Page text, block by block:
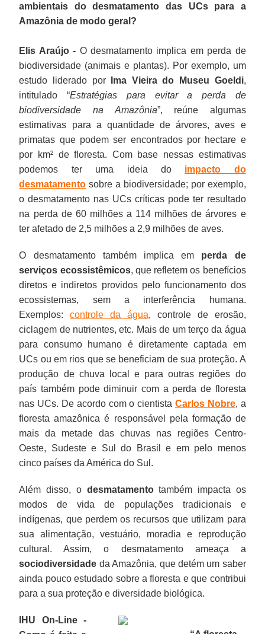
ambientais do desmatamento das UCs para a
Amazônia de modo geral?
Elis Araújo - O desmatamento implica em perda de
biodiversidade (animais e plantas). Por exemplo, um
estudo liderado por
Ima Vieira do Museu Goeldi,
intitulado “Estratégias para evitar a perda de
biodiversidade na Amazônia”, reúne algumas
estimativas para a quantidade de árvores, aves e
primatas que podem ser encontrados por hectare e
por km² de floresta. Com base nessas estimativas
podemos ter uma ideia do impacto do
desmatamento sobre a biodiversidade; por exemplo,
o desmatamento nas UCs críticas pode ter resultado
na perda de 60 milhões a 114 milhões de árvores e
ter afetado de 2,5 milhões a 2,9 milhões de aves.
O desmatamento também implica em perda de
serviços ecossistêmicos, que refletem os benefícios
diretos e indiretos providos pelo funcionamento dos
ecossistemas, sem a interferência humana.
Exemplos:controle da água, controle de erosão,
ciclagem de nutrientes, etc. Mais de um terço da água
para consumo humano é diretamente captada em
UCs ou em rios que se beneficiam de sua proteção. A
produção de chuva local e para outras regiões do
país também pode diminuir com a perda de floresta
nas UCs. De acordo com o cientista Carlos Nobre, a
floresta amazônica é responsável pela formação de
mais da metade das chuvas nas regiões Centro-
Oeste, Sudeste e Sul do Brasil e em pelo menos
cinco países da América do Sul.
Além disso, o desmatamentotambém impacta os
modos de vida de populações tradicionais e
indígenas, que perdem os recursos que utilizam para
sua alimentação, vestuário, moradia e reprodução
cultural. Assim, o desmatamento ameaça a
sociodiversidade da Amazônia, que detém um saber
ainda pouco estudado sobre a floresta e que contribui
para a sua proteção e diversidade biológica.
IHU On-Line -